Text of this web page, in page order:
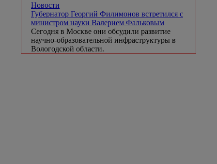
Новости
Губернатор Георгий Филимонов встретился с
министром науки Валерием Фальковым
Сегодня в Москве они обсудили развитие
научно-образовательной инфраструктуры в
Вологодской области.